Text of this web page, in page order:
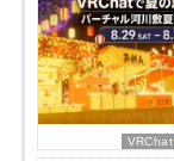
VRChat